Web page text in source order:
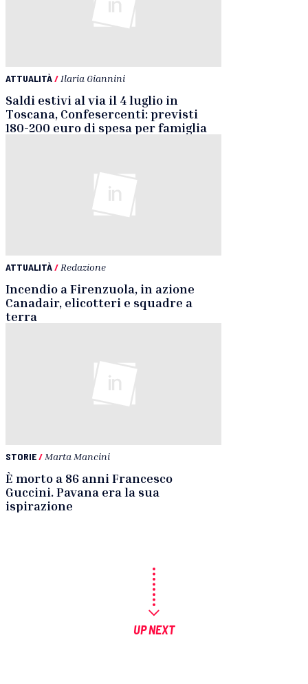
ATTUALITÀ/ Ilaria Giannini
Saldi estivi al via il 4 luglio in
Toscana, Confesercenti: previsti
180-200 euro di spesa per famiglia
ATTUALITÀ/ Redazione
Incendio a Firenzuola, in azione
Canadair, elicotteri e squadre a
terra
STORIE/ Marta Mancini
È morto a 86 anni Francesco
Guccini. Pavana era la sua
ispirazione
UP NEXT